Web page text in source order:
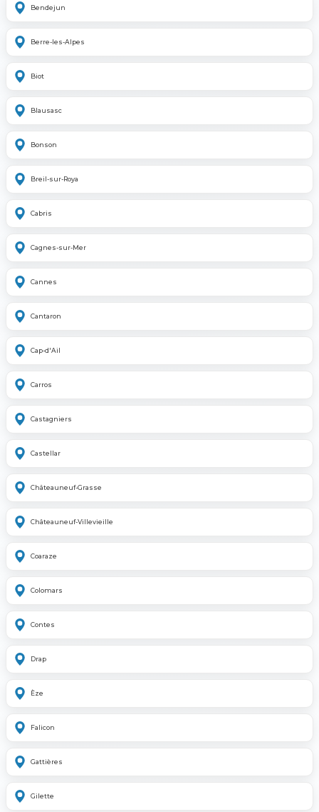
Bendejun
Berre-les-Alpes
Biot
Blausasc
Bonson
Breil-sur-Roya
Cabris
Cagnes-sur-Mer
Cannes
Cantaron
Cap-d'Ail
Carros
Castagniers
Castellar
Châteauneuf-Grasse
Châteauneuf-Villevieille
Coaraze
Colomars
Contes
Drap
Èze
Falicon
Gattières
Gilette